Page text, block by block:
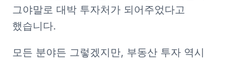
그야말로 대박 투자처가 되어주었다고
했습니다.
모든 분야든 그렇겠지만, 부동산 투자 역시